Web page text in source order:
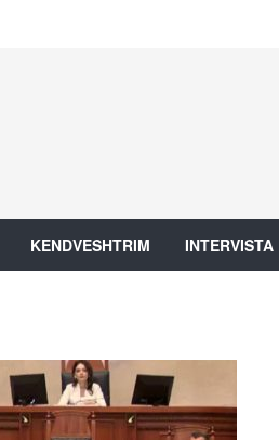
KENDVESHTRIM INTERVISTA